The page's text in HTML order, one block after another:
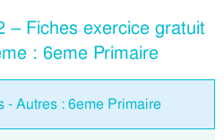
– Fiches exercice gratuit
: 6eme Primaire
- Autres : 6eme Primaire